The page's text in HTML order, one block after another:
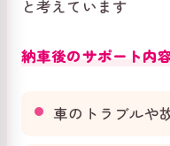
と考えています
納車後のサポート内
車のトラブルや